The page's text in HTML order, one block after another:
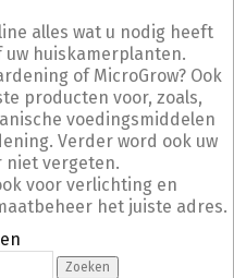
alles wat u nodig heeft
huiskamerplanten.
of MicroGrow? Ook
producten voor, zoals,
voedingsmiddelen
Verder word ook uw
niet vergeten.
voor verlichting en
het juiste adres.
Zoeken